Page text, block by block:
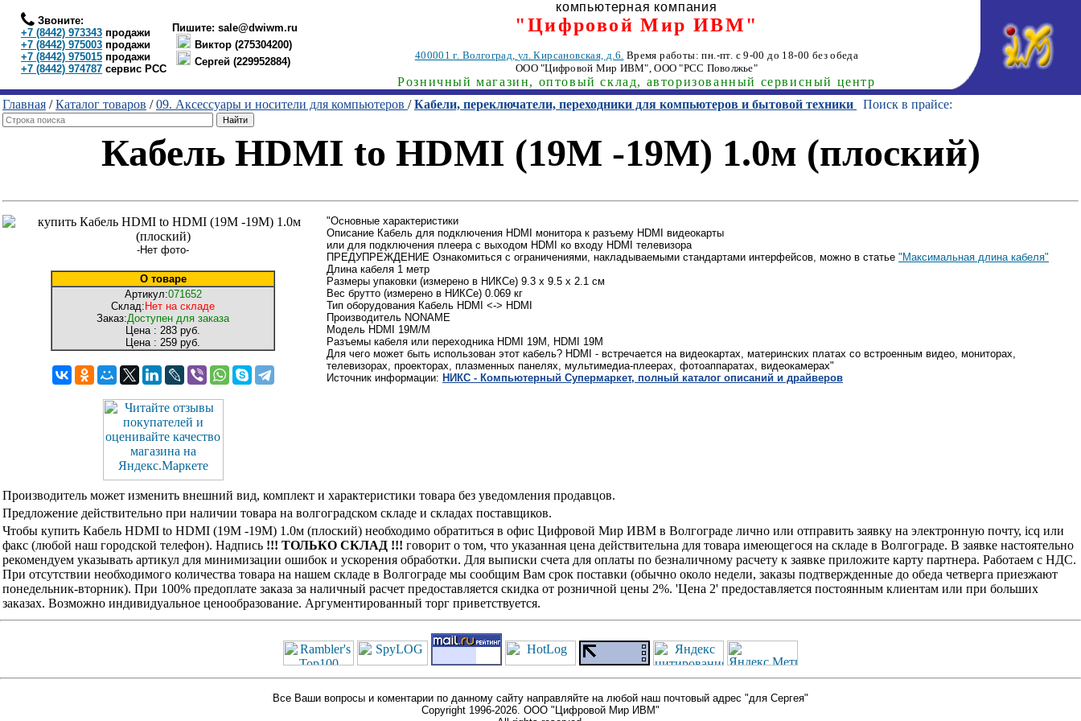
Звоните:
+7 (8442) 973343 продажи
+7 (8442) 975003 продажи
+7 (8442) 975015 продажи
+7 (8442) 974787 сервис РСС
Пишите: sale@dwiwm.ru
Виктор (275304200)
Сергей (229952884)
компьютерная компания
"Цифровой Мир ИВМ"
400001г. Волгоград, ул. Кирсановская, д.6. Время работы: пн.-пт. с 9-00 до 18-00 без обеда
ООО "Цифровой Мир ИВМ", ООО "РСС Поволжье"
Розничный магазин, оптовый склад, авторизованный сервисный центр
Главная /Каталог товаров /09. Аксессуары и носители для компьютеров /Кабели, переключатели, переходники для компьютеров и бытовой техники Поиск в прайсе:
Кабель HDMI to HDMI (19M -19M) 1.0м (плоский)
-Нет фото-
О товаре
Артикул:071652
Склад: Нет на складе
Заказ:Доступен для заказа
Цена : 283 руб.
Цена : 259 руб.
"Основные характеристики
Описание Кабель для подключения HDMI монитора к разъему HDMI видеокарты
или для подключения плеера с выходом HDMI ко входу HDMI телевизора
ПРЕДУПРЕЖДЕНИЕ Ознакомиться с ограничениями, накладываемыми стандартами интерфейсов, можно в статье "Максимальная длина кабеля"
Длина кабеля 1 метр
Размеры упаковки (измерено в НИКСе) 9.3 x 9.5 x 2.1 см
Вес брутто (измерено в НИКСе) 0.069 кг
Тип оборудования Кабель HDMI <-> HDMI
Производитель NONAME
Модель HDMI 19M/M
Разъемы кабеля или переходника HDMI 19M, HDMI 19M
Для чего может быть использован этот кабель? HDMI - встречается на видеокартах, материнских платах со встроенным видео, мониторах,
телевизорах, проекторах, плазменных панелях, мультимедиа-плеерах, фотоаппаратах, видеокамерах"
Источник информации: НИКС - Компьютерный Cупермаркет, полный каталог описаний и драйверов
Производитель может изменить внешний вид, комплект и характеристики товара без уведомления продавцов.
Предложение действительно при наличии товара на волгоградском складе и складах поставщиков.
Чтобы купить Кабель HDMI to HDMI (19M -19M) 1.0м (плоский) необходимо обратиться в офис Цифровой Мир ИВМ в Волгограде лично или отправить заявку на электронную почту, icq или
факс (любой наш городской телефон). Надпись !!! ТОЛЬКО СКЛАД !!! говорит о том, что указанная цена действительна для товара имеющегося на складе в Волгограде. В заявке настоятельно
рекомендуем указывать артикул для минимизации ошибок и ускорения обработки. Для выписки счета для оплаты по безналичному расчету к заявке приложите карту партнера. Работаем с НДС.
При отсутствии необходимого количества товара на нашем складе в Волгограде мы сообщим Вам срок поставки (обычно около недели, заказы подтвержденные до обеда четверга приезжают
понедельник-вторник). При 100% предоплате заказа за наличный расчет предоставляется скидка от розничной цены 2%. 'Цена 2' предоставляется постоянным клиентам или при больших
заказах. Возможно индивидуальное ценообразование. Аргументированный торг приветствуется.
Все Ваши вопросы и коментарии по данному сайту направляйте на любой наш почтовый адрес "для Сергея"
Copyright 1996-2026. ООО "Цифровой Мир ИВМ"